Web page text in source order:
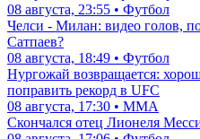
08 августа, 23:55 • Футбол
Челси - Милан: видео голов,
Сатпаев?
08 августа, 18:49 • Футбол
Нургожай возвращается:
поправить рекорд в UFC
08 августа, 17:30 • ММА
Скончался отец Лионеля